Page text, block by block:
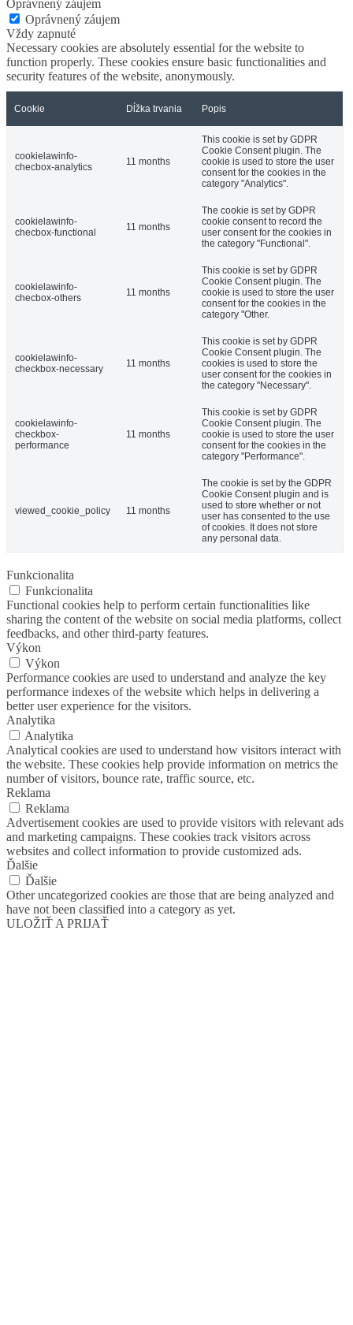
Oprávnený záujem
Oprávnený záujem
Vždy zapnuté
Necessary cookies are absolutely essential for the website to
function properly. These cookies ensure basic functionalities and
security features of the website, anonymously.
Cookie Dĺžka trvania Popis
cookielawinfo-
checbox-analytics
11 months
This cookie is set by GDPR
Cookie Consent plugin. The
cookie is used to store the user
consent for the cookies in the
category "Analytics".
cookielawinfo-
checbox-functional
11 months
The cookie is set by GDPR
cookie consent to record the
user consent for the cookies in
the category "Functional".
cookielawinfo-
checbox-others
11 months
This cookie is set by GDPR
Cookie Consent plugin. The
cookie is used to store the user
consent for the cookies in the
category "Other.
cookielawinfo-
checkbox-necessary
11 months
This cookie is set by GDPR
Cookie Consent plugin. The
cookies is used to store the
user consent for the cookies in
the category "Necessary".
cookielawinfo-
checkbox-
performance
11 months
This cookie is set by GDPR
Cookie Consent plugin. The
cookie is used to store the user
consent for the cookies in the
category "Performance".
viewed_cookie_policy 11 months
The cookie is set by the GDPR
Cookie Consent plugin and is
used to store whether or not
user has consented to the use
of cookies. It does not store
any personal data.
Funkcionalita
Funkcionalita
Functional cookies help to perform certain functionalities like
sharing the content of the website on social media platforms, collect
feedbacks, and other third-party features.
Výkon
Výkon
Performance cookies are used to understand and analyze the key
performance indexes of the website which helps in delivering a
better user experience for the visitors.
Analytika
Analytika
Analytical cookies are used to understand how visitors interact with
the website. These cookies help provide information on metrics the
number of visitors, bounce rate, traffic source, etc.
Reklama
Reklama
Advertisement cookies are used to provide visitors with relevant ads
and marketing campaigns. These cookies track visitors across
websites and collect information to provide customized ads.
Ďalšie
Ďalšie
Other uncategorized cookies are those that are being analyzed and
have not been classified into a category as yet.
ULOŽIŤ A PRIJAŤ